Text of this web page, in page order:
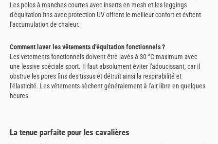
Les polos à manches courtes avec inserts en mesh et les leggings
d'équitation fins avec protection UV offrent le meilleur confort et évitent
l'accumulation de chaleur.
Comment laver les vêtements d'équitation fonctionnels ?
Les vêtements fonctionnels doivent être lavés à 30 °C maximum avec
une lessive spéciale sport. Il faut absolument éviter l'adoucissant, car il
obstrue les pores fins des tissus et détruit ainsi la respirabilité et
l'élasticité. Les vêtements sèchent généralement à l'air libre en quelques
heures.
La tenue parfaite pour les cavalières